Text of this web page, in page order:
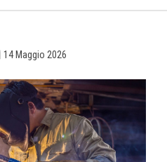
14 Maggio 2026